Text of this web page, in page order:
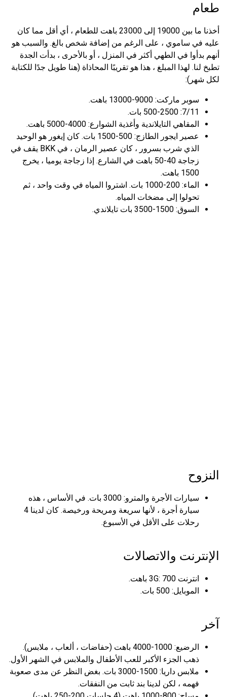
طعام
أخذنا ما بين 19000 إلى 23000 باهت للطعام ، أي أقل مما كان
عليه في ساموي ، على الرغم من إضافة شخص بالغ. والسبب هو
أنهم بدأوا في الطهي أكثر في المنزل ، أو بالأحرى ، بدأت الجدة
تطبخ لنا. لهذا المبلغ ، هذا هو تقريبًا المحاذاة (هنا طويل جدًا للكتابة
لكل شهر):
سوبر ماركت: 9000-13000 باهت.
7/11: 500-2500 بات.
المقاهي التايلاندية وأغذية الشوارع: 4000-5000 باهت.
عصير ايجور الطازج: 500-1500 بات. كان إيغور هو الوحيد
الذي شرب بسرور ، كان عصير الرمان ، في BKK يقف في
زجاجة 40-50 باهت في الشارع. إذا زجاجة يوميا ، يخرج
1500 باهت.
الماء: 200-1000 بات. اشتروا المياه في وقت واحد ، ثم
تحولوا إلى مضخات المياه.
السوق: 1500-3500 بات تايلاندي.
النزوح
سيارات الأجرة والمترو: 3000 بات. في الأساس ، هذه
سيارة أجرة ، لأنها سريعة ومريحة ورخيصة. كان لدينا 4
رحلات على الأقل في الأسبوع.
الإنترنت والاتصالات
انترنت 3G: 700 باهت.
الموبايل: 500 بات.
آخر
الرضيع: 1000-4000 باهت (حفاضات ، ألعاب ، ملابس).
ذهب الجزء الأكبر للعب الأطفال والملابس في الشهر الأول.
ملابس داريا: 1500-3000 بات. بغض النظر عن مدى صعوبة
فهمه ، لكن لدينا بند ثابت من النفقات.